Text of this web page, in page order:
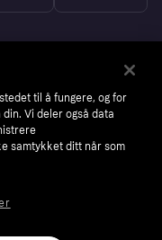
til å fungere, og for
Vi deler også data
samtykket ditt når som